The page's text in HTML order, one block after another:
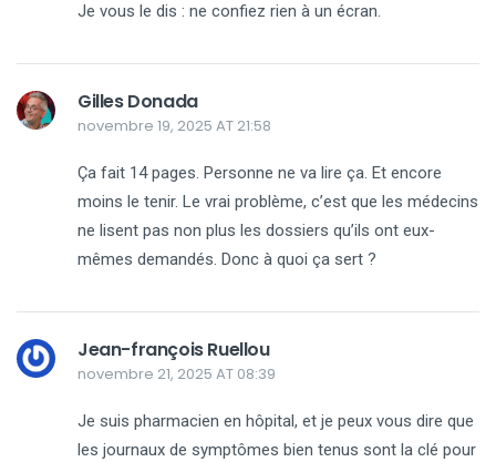
Je vous le dis : ne confiez rien à un écran.
Gilles Donada
novembre 19, 2025 AT 21:58
Ça fait 14 pages. Personne ne va lire ça. Et encore
moins le tenir. Le vrai problème, c’est que les médecins
ne lisent pas non plus les dossiers qu’ils ont eux-
mêmes demandés. Donc à quoi ça sert ?
Jean-françois Ruellou
novembre 21, 2025 AT 08:39
Je suis pharmacien en hôpital, et je peux vous dire que
les journaux de symptômes bien tenus sont la clé pour